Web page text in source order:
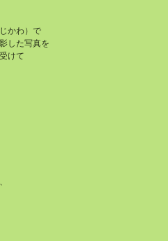
かわ）で
した写真を
けて